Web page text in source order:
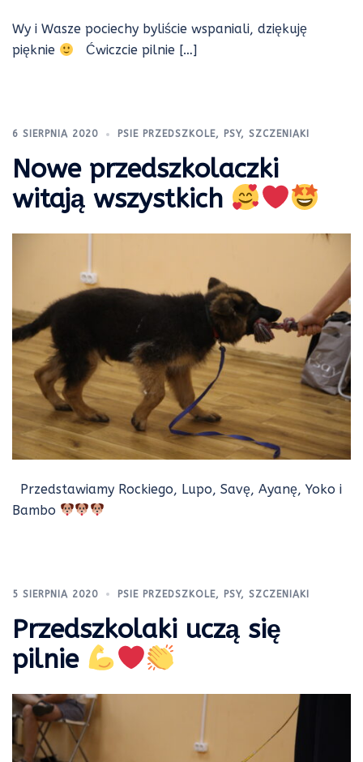
Wy i Wasze pociechy byliście wspaniali, dziękuję
pięknie
Ćwiczcie pilnie […]
6 SIERPNIA 2020 PSIE PRZEDSZKOLE, PSY, SZCZENIAKI
Nowe przedszkolaczki
witają wszystkich
Przedstawiamy Rockiego, Lupo, Savę, Ayanę, Yoko i
Bambo
5 SIERPNIA 2020 PSIE PRZEDSZKOLE, PSY, SZCZENIAKI
Przedszkolaki uczą się
pilnie